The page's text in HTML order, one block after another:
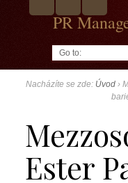
PR
Nacházíte se zde: Úvod ›
Ester